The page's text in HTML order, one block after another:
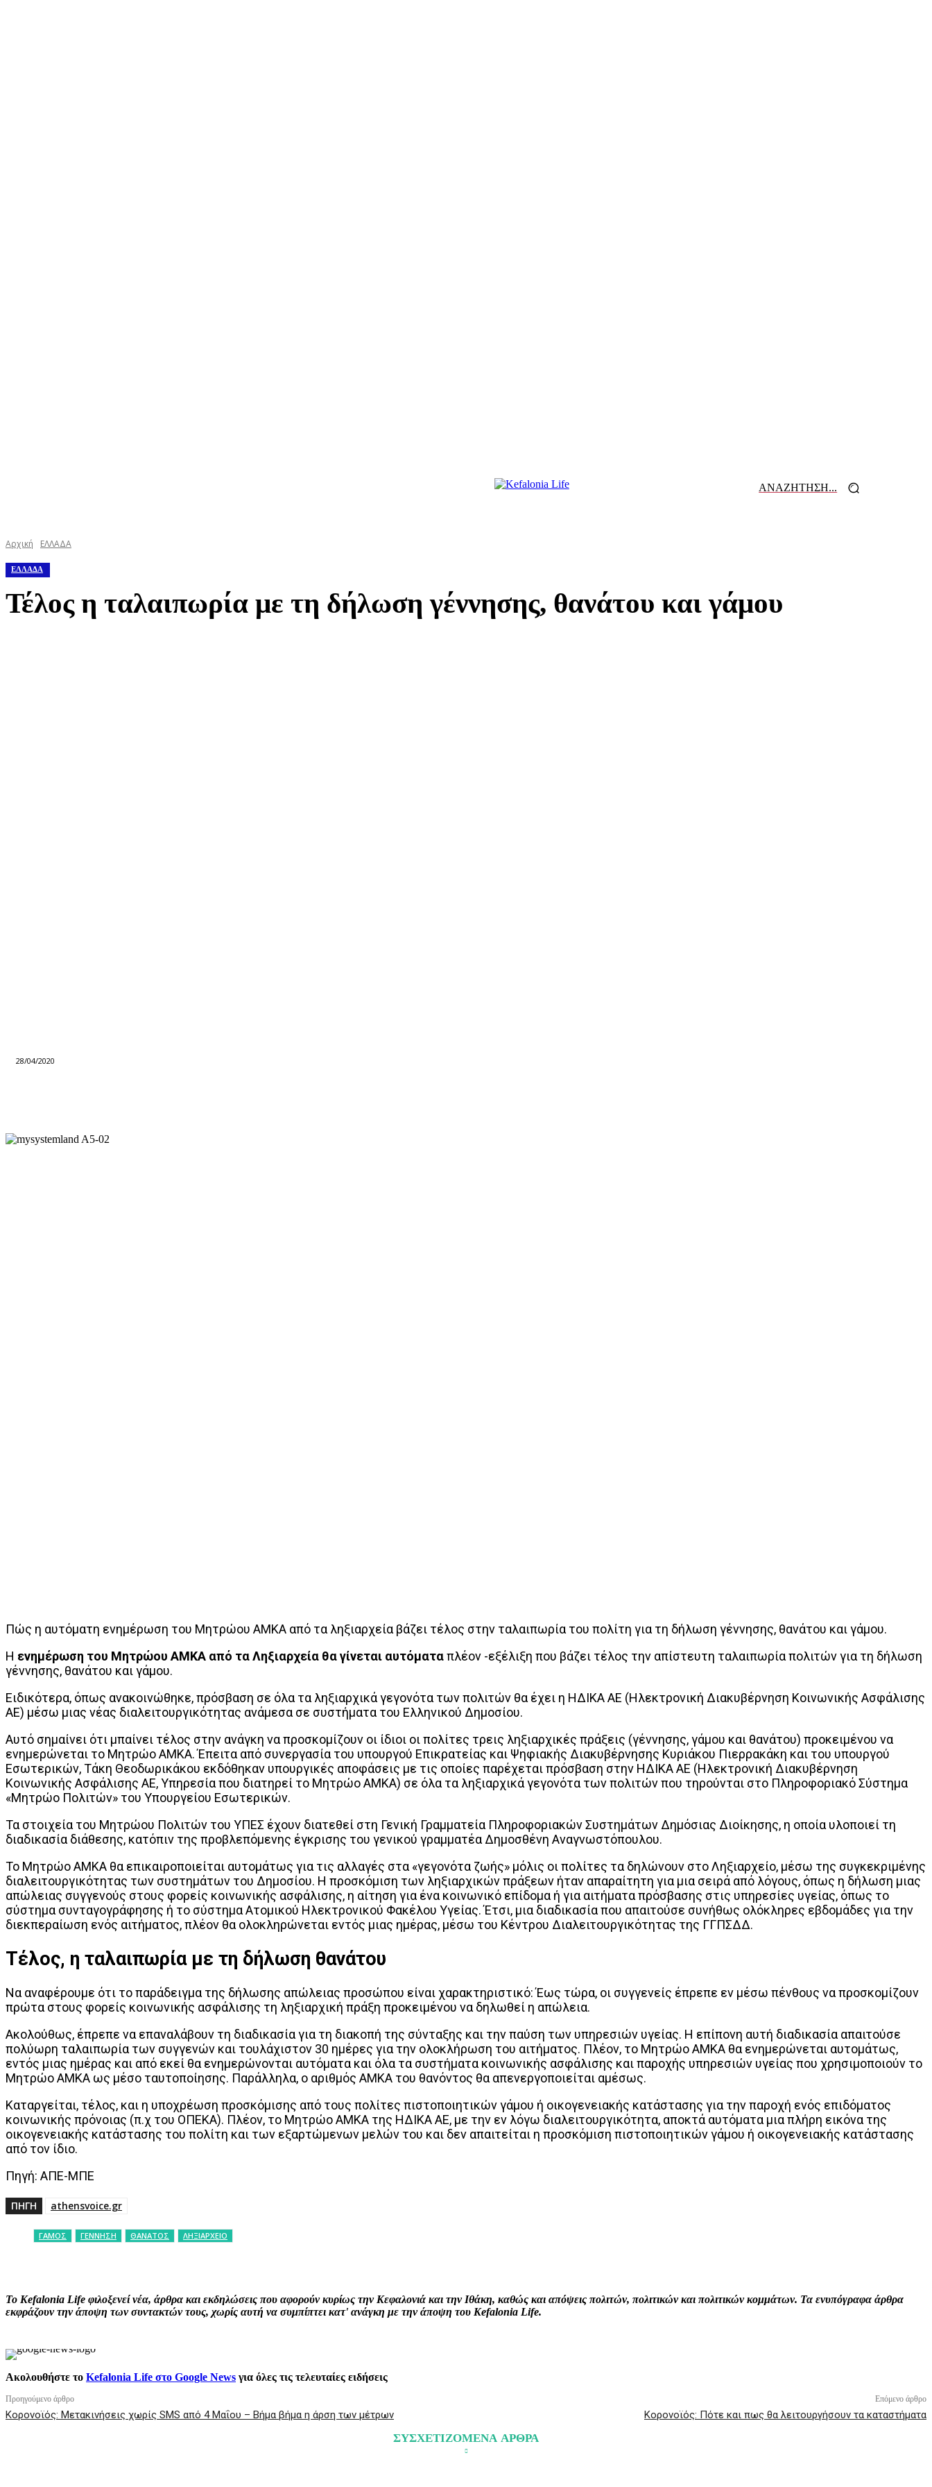
ΑΝΑΖΗΤΗΣΗ...
Αρχική ΕΛΛΑΔΑ
ΕΛΛΑΔΑ
Τέλος η ταλαιπωρία με τη δήλωση γέννησης, θανάτου και γάμου
28/04/2020
Πώς η αυτόματη ενημέρωση του Μητρώου ΑΜΚΑ από τα ληξιαρχεία βάζει τέλος στην ταλαιπωρία του πολίτη για τη δήλωση γέννησης, θανάτου και γάμου.
Η ενημέρωση του Μητρώου ΑΜΚΑ από τα Ληξιαρχεία θα γίνεται αυτόματαπλέον -εξέλιξη που βάζει τέλος την απίστευτη ταλαιπωρία πολιτών για τη δήλωση
γέννησης, θανάτου και γάμου.
Ειδικότερα, όπως ανακοινώθηκε, πρόσβαση σε όλα τα ληξιαρχικά γεγονότα των πολιτών θα έχει η ΗΔΙΚΑ ΑΕ (Ηλεκτρονική Διακυβέρνηση Κοινωνικής Ασφάλισης
ΑΕ) μέσω μιας νέας διαλειτουργικότητας ανάμεσα σε συστήματα του Ελληνικού Δημοσίου.
Αυτό σημαίνει ότι μπαίνει τέλος στην ανάγκη να προσκομίζουν οι ίδιοι οι πολίτες τρεις ληξιαρχικές πράξεις (γέννησης, γάμου και θανάτου) προκειμένου να
ενημερώνεται το Μητρώο ΑΜΚΑ. Έπειτα από συνεργασία του υπουργού Επικρατείας και Ψηφιακής Διακυβέρνησης Κυριάκου Πιερρακάκη και του υπουργού
Εσωτερικών, Τάκη Θεοδωρικάκου εκδόθηκαν υπουργικές αποφάσεις με τις οποίες παρέχεται πρόσβαση στην ΗΔΙΚΑ ΑΕ (Ηλεκτρονική Διακυβέρνηση
Κοινωνικής Ασφάλισης ΑΕ, Υπηρεσία που διατηρεί το Μητρώο ΑΜΚΑ) σε όλα τα ληξιαρχικά γεγονότα των πολιτών που τηρούνται στο Πληροφοριακό Σύστημα
«Μητρώο Πολιτών» του Υπουργείου Εσωτερικών.
Τα στοιχεία του Μητρώου Πολιτών του ΥΠΕΣ έχουν διατεθεί στη Γενική Γραμματεία Πληροφοριακών Συστημάτων Δημόσιας Διοίκησης, η οποία υλοποιεί τη
διαδικασία διάθεσης, κατόπιν της προβλεπόμενης έγκρισης του γενικού γραμματέα Δημοσθένη Αναγνωστόπουλου.
Το Μητρώο ΑΜΚΑ θα επικαιροποιείται αυτομάτως για τις αλλαγές στα «γεγονότα ζωής» μόλις οι πολίτες τα δηλώνουν στο Ληξιαρχείο, μέσω της συγκεκριμένης
διαλειτουργικότητας των συστημάτων του Δημοσίου. Η προσκόμιση των ληξιαρχικών πράξεων ήταν απαραίτητη για μια σειρά από λόγους, όπως η δήλωση μιας
απώλειας συγγενούς στους φορείς κοινωνικής ασφάλισης, η αίτηση για ένα κοινωνικό επίδομα ή για αιτήματα πρόσβασης στις υπηρεσίες υγείας, όπως το
σύστημα συνταγογράφησης ή το σύστημα Ατομικού Ηλεκτρονικού Φακέλου Υγείας. Έτσι, μια διαδικασία που απαιτούσε συνήθως ολόκληρες εβδομάδες για την
διεκπεραίωση ενός αιτήματος, πλέον θα ολοκληρώνεται εντός μιας ημέρας, μέσω του Κέντρου Διαλειτουργικότητας της ΓΓΠΣΔΔ.
Τέλος, η ταλαιπωρία με τη δήλωση θανάτου
Να αναφέρουμε ότι το παράδειγμα της δήλωσης απώλειας προσώπου είναι χαρακτηριστικό: Έως τώρα, οι συγγενείς έπρεπε εν μέσω πένθους να προσκομίζουν
πρώτα στους φορείς κοινωνικής ασφάλισης τη ληξιαρχική πράξη προκειμένου να δηλωθεί η απώλεια.
Ακολούθως, έπρεπε να επαναλάβουν τη διαδικασία για τη διακοπή της σύνταξης και την παύση των υπηρεσιών υγείας. Η επίπονη αυτή διαδικασία απαιτούσε
πολύωρη ταλαιπωρία των συγγενών και τουλάχιστον 30 ημέρες για την ολοκλήρωση του αιτήματος. Πλέον, το Μητρώο ΑΜΚΑ θα ενημερώνεται αυτομάτως,
εντός μιας ημέρας και από εκεί θα ενημερώνονται αυτόματα και όλα τα συστήματα κοινωνικής ασφάλισης και παροχής υπηρεσιών υγείας που χρησιμοποιούν το
Μητρώο ΑΜΚΑ ως μέσο ταυτοποίησης. Παράλληλα, ο αριθμός ΑΜΚΑ του θανόντος θα απενεργοποιείται αμέσως.
Καταργείται, τέλος, και η υποχρέωση προσκόμισης από τους πολίτες πιστοποιητικών γάμου ή οικογενειακής κατάστασης για την παροχή ενός επιδόματος
κοινωνικής πρόνοιας (π.χ του ΟΠΕΚΑ). Πλέον, το Μητρώο ΑΜΚΑ της ΗΔΙΚΑ ΑΕ, με την εν λόγω διαλειτουργικότητα, αποκτά αυτόματα μια πλήρη εικόνα της
οικογενειακής κατάστασης του πολίτη και των εξαρτώμενων μελών του και δεν απαιτείται η προσκόμιση πιστοποιητικών γάμου ή οικογενειακής κατάστασης
από τον ίδιο.
Πηγή: ΑΠΕ-ΜΠΕ
ΠΗΓΗ athensvoice.gr
ΓΑΜΟΣ ΓΕΝΝΗΣΗ ΘΑΝΑΤΟΣ ΛΗΞΙΑΡΧΕΙΟ
Το Kefalonia Life φιλοξενεί νέα, άρθρα και εκδηλώσεις που αφορούν κυρίως την Κεφαλονιά και την Ιθάκη, καθώς και απόψεις πολιτών, πολιτικών και πολιτικών κομμάτων. Τα ενυπόγραφα άρθρα
εκφράζουν την άποψη των συντακτών τους, χωρίς αυτή να συμπίπτει κατ' ανάγκη με την άποψη του Kefalonia Life.
Ακολουθήστε το Kefalonia Life στο Google News για όλες τις τελευταίες ειδήσεις
Προηγούμενο άρθρο
Κορονοϊός: Μετακινήσεις χωρίς SMS από 4 Μαΐου – Βήμα βήμα η άρση των μέτρων
Επόμενο άρθρο
Κορονοϊός: Πότε και πως θα λειτουργήσουν τα καταστήματα
ΣΥΣΧΕΤΙΖΟΜΕΝΑ ΑΡΘΡΑ